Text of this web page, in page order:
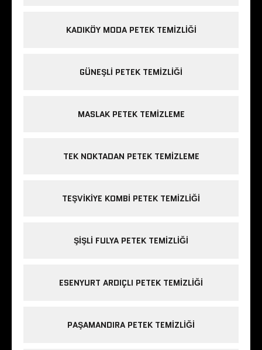
KADIKÖY MODA PETEK TEMIZLIĞI
GÜNEŞLI PETEK TEMIZLIĞI
MASLAK PETEK TEMIZLEME
TEK NOKTADAN PETEK TEMIZLEME
TEŞVIKIYE KOMBI PETEK TEMIZLIĞI
ŞIŞLI FULYA PETEK TEMIZLIĞI
ESENYURT ARDIÇLI PETEK TEMIZLIĞI
PAŞAMANDIRA PETEK TEMIZLIĞI